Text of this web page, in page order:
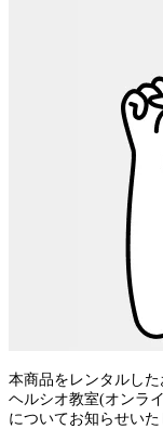
本商品をレンタルし
ヘルシオ教室(オンラ
についてお知らせいた